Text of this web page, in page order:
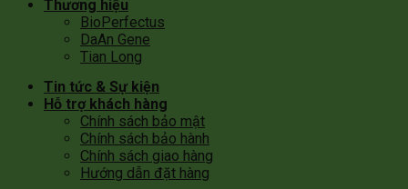
Thương hiệu
BioPerfectus
DaAn Gene
Tian Long
Tin tức & Sự kiện
Hỗ trợ khách hàng
Chính sách bảo mật
Chính sách bảo hành
Chính sách giao hàng
Hướng dẫn đặt hàng